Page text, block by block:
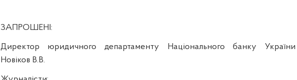
ЗАПРОШЕНІ:
Директор юридичного департаменту Національного банку України
Новіков В.В.